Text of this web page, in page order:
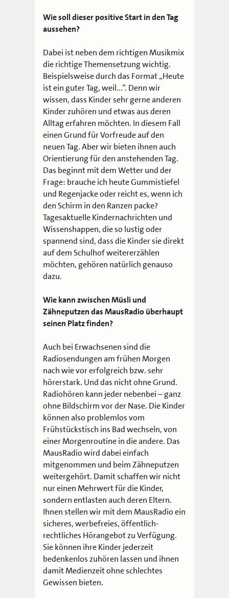
Wie soll dieser positive Start in den Tag
aussehen?
Dabei ist neben dem richtigen Musikmix
die richtige Themensetzung wichtig.
Beispielsweise durch das Format „Heute
ist ein guter Tag, weil...”. Denn wir
wissen, dass Kinder sehr gerne anderen
Kinder zuhören und etwas aus deren
Alltag erfahren möchten. In diesem Fall
einen Grund für Vorfreude auf den
neuen Tag. Aber wir bieten ihnen auch
Orientierung für den anstehenden Tag.
Das beginnt mit dem Wetter und der
Frage: brauche ich heute Gummistiefel
und Regenjacke oder reicht es, wenn ich
den Schirm in den Ranzen packe?
Tagesaktuelle Kindernachrichten und
Wissenshappen, die so lustig oder
spannend sind, dass die Kinder sie direkt
auf dem Schulhof weitererzählen
möchten, gehören natürlich genauso
dazu.
Wie kann zwischen Müsli und
Zähneputzen das MausRadio überhaupt
seinen Platz finden?
Auch bei Erwachsenen sind die
Radiosendungen am frühen Morgen
nach wie vor erfolgreich bzw. sehr
hörerstark. Und das nicht ohne Grund.
Radiohören kann jeder nebenbei – ganz
ohne Bildschirm vor der Nase. Die Kinder
können also problemlos vom
Frühstückstisch ins Bad wechseln, von
einer Morgenroutine in die andere. Das
MausRadio wird dabei einfach
mitgenommen und beim Zähneputzen
weitergehört. Damit schaffen wir nicht
nur einen Mehrwert für die Kinder,
sondern entlasten auch deren Eltern.
Ihnen stellen wir mit dem MausRadio ein
sicheres, werbefreies, öffentlich-
rechtliches Hörangebot zu Verfügung.
Sie können ihre Kinder jederzeit
bedenkenlos zuhören lassen und ihnen
damit Medienzeit ohne schlechtes
Gewissen bieten.